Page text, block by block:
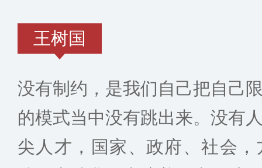
王树国
没有制约，是我们自己把自己
的模式当中没有跳出来。没有
尖人才，国家、政府、社会